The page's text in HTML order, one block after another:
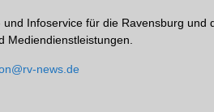
Infoservice für die Ravensburg und
Mediendienstleistungen.
news.de